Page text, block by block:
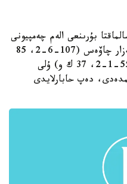
بۇرىنعى الەم چەمپيونى
58 جاستاعى مەكسيكالىق حۋليو سەزار چاۆەس (107-6-2، 85
ك و) وتانداسى ساۋل الۆارەستى (55-1-2، 37 ك و) ۇلى
دەپ حابارلايدى